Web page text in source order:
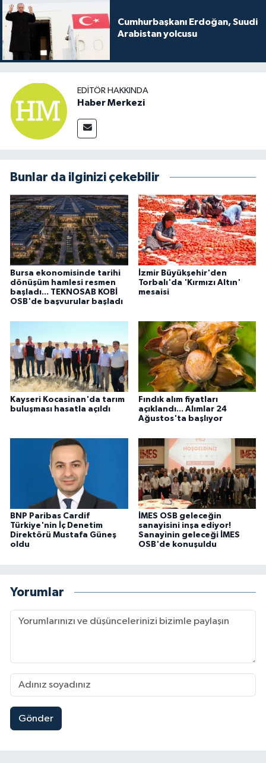
Cumhurbaşkanı Erdoğan, Suudi
Arabistan yolcusu
EDITÖR HAKKINDA
Haber Merkezi
Bunlar da ilginizi çekebilir
Bursa ekonomisinde tarihi
dönüşüm hamlesi resmen
başladı... TEKNOSAB KOBİ
OSB'de başvurular başladı
İzmir Büyükşehir'den
Torbalı'da 'Kırmızı Altın'
mesaisi
Kayseri Kocasinan'da tarım
buluşması hasatla açıldı
Fındık alım fiyatları
açıklandı... Alımlar 24
Ağustos'ta başlıyor
BNP Paribas Cardif
Türkiye'nin İç Denetim
Direktörü Mustafa Güneş
oldu
İMES OSB geleceğin
sanayisini inşa ediyor!
Sanayinin geleceği İMES
OSB'de konuşuldu
Yorumlar
Gönder